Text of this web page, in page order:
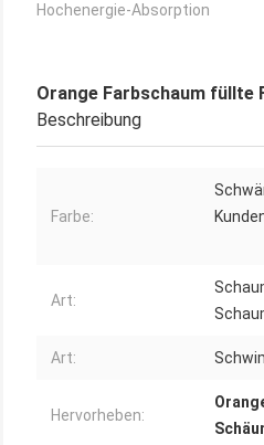
Hochenergie-Absorption
Orange Farbschaum
Beschreibung
Farbe:
Art:
Art:
Hervorheben: